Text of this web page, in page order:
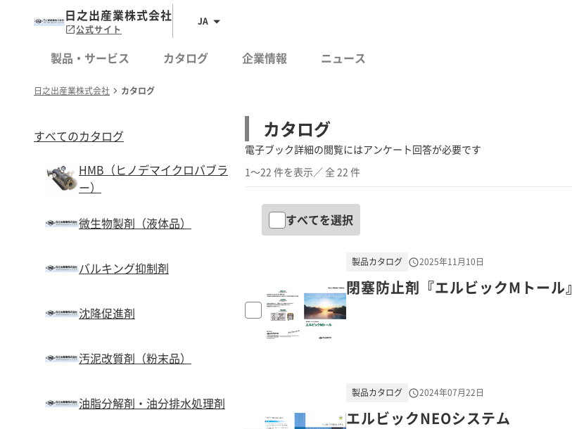
日之出産業株式会社
公式サイト
JA
製品・サービス カタログ 企業情報 ニュース
日之出産業株式会社 カタログ
すべてのカタログ
HMB（ヒノデマイクロバブラ
ー）
微生物製剤（液体品）
バルキング抑制剤
沈降促進剤
汚泥改質剤（粉末品）
油脂分解剤・油分排水処理剤
カタログ
電子ブック詳細の閲覧にはアンケート回答が必要です
1～22 件を表示／ 全 22 件
すべてを選択
閉塞防止剤『エルビックMトール』
製品カタログ 2025年11月10日
エルビックNEOシステム
製品カタログ 2024年07月22日